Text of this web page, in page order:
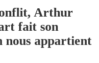
Arthur
fait son
nous appartient